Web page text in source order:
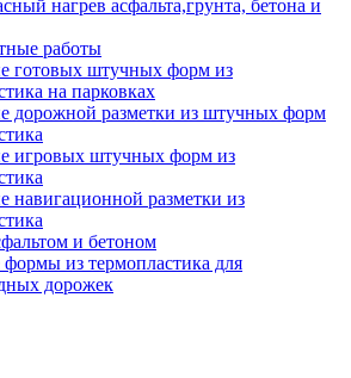
нагрев асфальта,грунта, бетона и
работы
готовых штучных форм из
на парковках
дорожной разметки из штучных форм
игровых штучных форм из
навигационной разметки из
и бетоном
из термопластика для
дорожек